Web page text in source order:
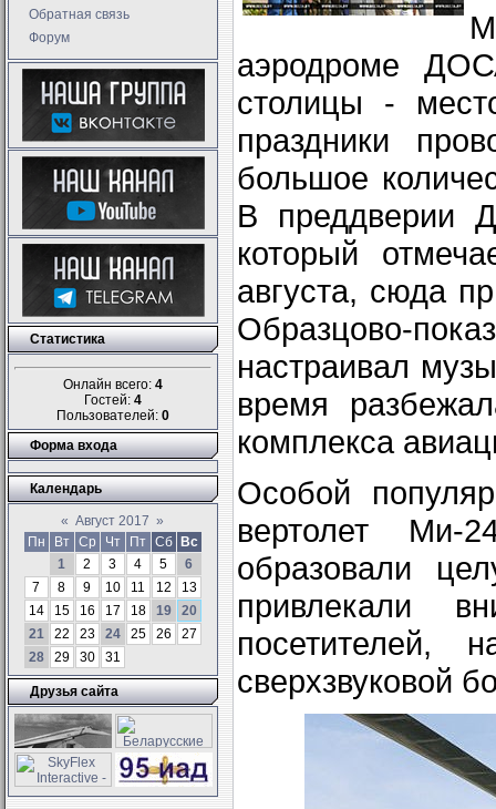
Обратная связь
Форум
Статистика
Онлайн всего: 4
Гостей: 4
Пользователей: 0
Форма входа
Календарь
« Август 2017 »
Пн
Вт Ср Чт Пт Сб
Вс
1
2 3 4 5
6
7
8 9 10 11 12
13
14
15 16 17 18 19
20
21
22 23 24 25 26
27
28
29 30 31
Друзья сайта
аэродроме
столицы -
праздники
большое
В преддверии
который
августа, сюда
Образцово-
настраивал
время
комплекса
Особой
вертолет Ми-
образовали
привлекали
посетителей,
сверхзвуковой